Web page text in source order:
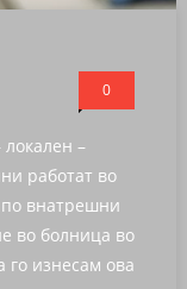
0
–
работат во
по внатрешни
во болница во
го изнесам ова